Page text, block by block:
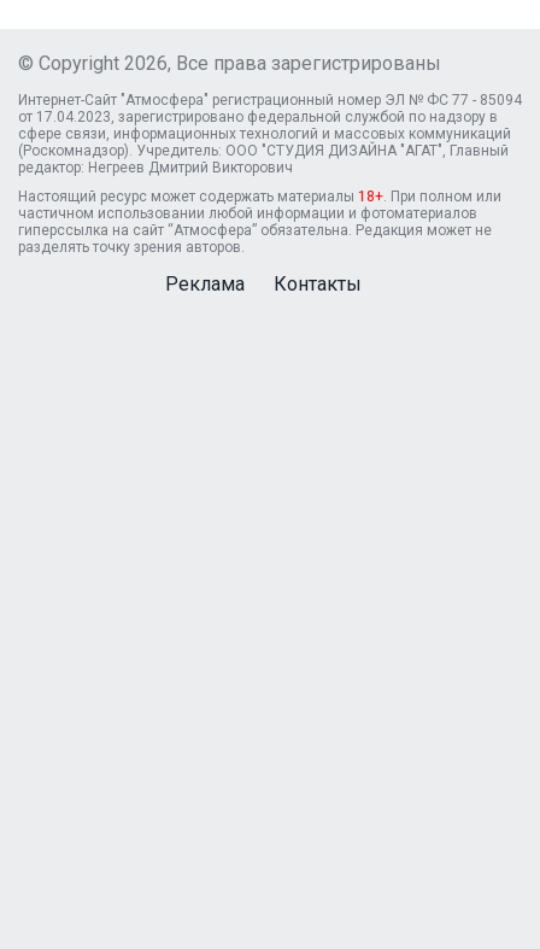
© Copyright 2026, Все права зарегистрированы
Интернет-Сайт "Атмосфера" регистрационный номер ЭЛ № ФС 77 - 85094
от 17.04.2023, зарегистрировано федеральной службой по надзору в
сфере связи, информационных технологий и массовых коммуникаций
(Роскомнадзор). Учредитель: ООО "СТУДИЯ ДИЗАЙНА "АГАТ", Главный
редактор: Негреев Дмитрий Викторович
Настоящий ресурс может содержать материалы 18+ . При полном или
частичном использовании любой информации и фотоматериалов
гиперссылка на сайт “Атмосфера” обязательна. Редакция может не
разделять точку зрения авторов.
Реклама Контакты